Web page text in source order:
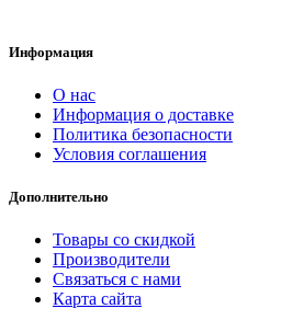
Информация
О нас
Информация о доставке
Политика безопасности
Условия соглашения
Дополнительно
Товары со скидкой
Производители
Связаться с нами
Карта сайта